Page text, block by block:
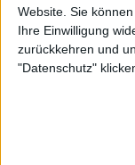
Website. Sie
Ihre Einwilligung
zurückkehren und
"Datenschutz"